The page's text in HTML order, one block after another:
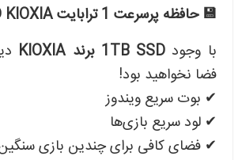
💾 حافظه پرسرعت 1 ترابایت SSD KIOXIA
با وجود 1TB SSD برند KIOXIA
فضا نخواهید بود!
✔ بوت سریع ویندوز
✔ لود سریع بازی‌ها
✔ فضای کافی برای چندین بازی